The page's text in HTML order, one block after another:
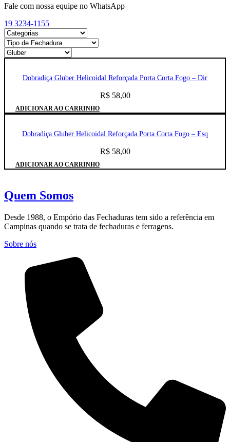
Fale com nossa equipe no WhatsApp
19 3234-1155
Dobradiça Gluber Helicoidal Reforçada Porta Corta Fogo – Dir
R$58,00
ADICIONAR AO CARRINHO
Dobradiça Gluber Helicoidal Reforçada Porta Corta Fogo – Esq
R$58,00
ADICIONAR AO CARRINHO
Quem Somos
Desde 1988, o Empório das Fechaduras tem sido a referência em
Campinas quando se trata de fechaduras e ferragens.
Sobre nós